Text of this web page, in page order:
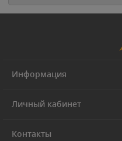
Информация
Личный кабинет
Контакты